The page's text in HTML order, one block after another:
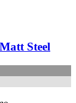
Steel